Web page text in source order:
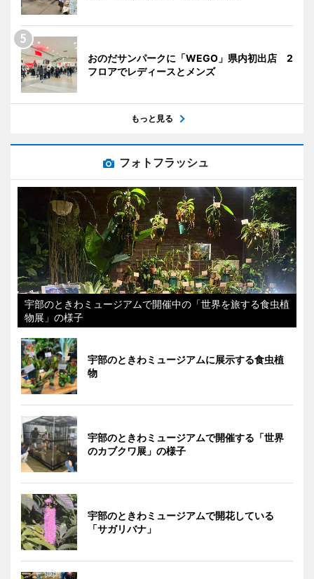
おのだサンパークに「WEGO」県内初出店 2
フロアでレディースとメンズ
もっと見る
フォトフラッシュ
宇部のときわミュージアムで開催中の「世界を旅する食虫植
物展」の様子
宇部のときわミュージアムに展示する食虫植
物
宇部のときわミュージアムで開催する「世界
のカブクワ展」の様子
宇部のときわミュージアムで開花している
「サガリバナ」